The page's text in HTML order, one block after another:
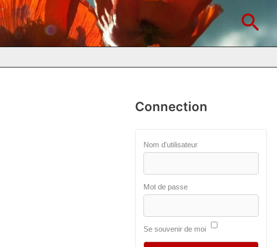
Connection
Nom d'utilisateur
Mot de passe
Se souvenir de moi